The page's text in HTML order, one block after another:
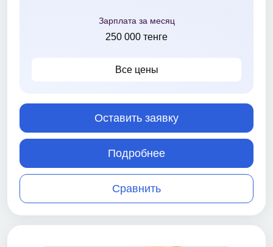
Зарплата за месяц
250 000 тенге
Все цены
Сравнить
Оставить заявку
Подробнее